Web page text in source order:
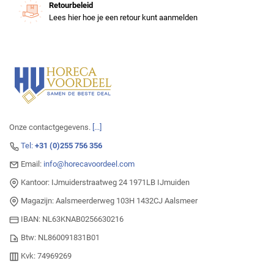
Retourbeleid
Lees hier hoe je een retour kunt aanmelden
Onze contactgegevens. [...]
Tel: +31 (0)255 756 356
Email: info@horecavoordeel.com
Kantoor: IJmuiderstraatweg 24 1971LB IJmuiden
Magazijn: Aalsmeerderweg 103H 1432CJ Aalsmeer
IBAN: NL63KNAB0256630216
Btw: NL860091831B01
Kvk: 74969269